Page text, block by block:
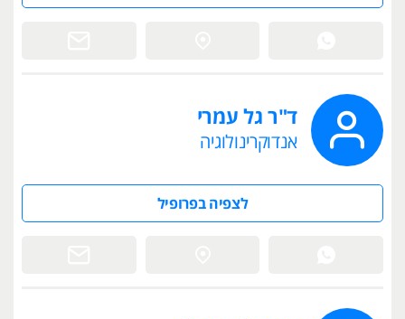
ד"ר גל עמרי
אנדוקרינולוגיה
לצפיה בפרופיל